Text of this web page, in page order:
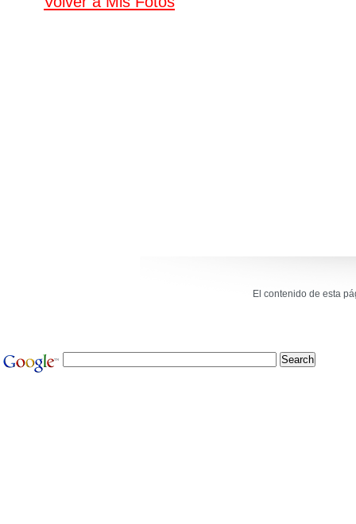
El contenido de esta